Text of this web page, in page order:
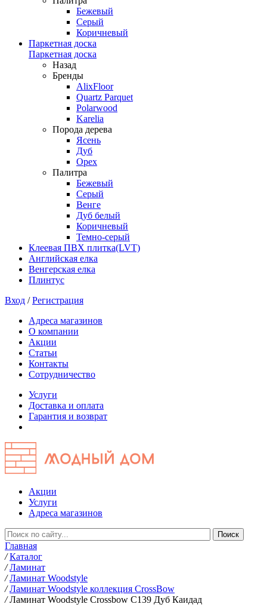
Бежевый
Серый
Коричневый
Паркетная доска
Паркетная доска
Назад
Бренды
AlixFloor
Quartz Parquet
Polarwood
Karelia
Порода дерева
Ясень
Дуб
Орех
Палитра
Бежевый
Серый
Венге
Дуб белый
Коричневый
Темно-серый
Клеевая ПВХ плитка(LVT)
Английская елка
Венгерская елка
Плинтус
Вход /Регистрация
Адреса магазинов
О компании
Акции
Статьи
Контакты
Сотрудничество
Услуги
Доставка и оплата
Гарантия и возврат
Акции
Услуги
Адреса магазинов
Главная
/ Каталог
/ Ламинат
/ Ламинат Woodstyle
/ Ламинат Woodstyle коллекция CrossBow
/ Ламинат Woodstyle Crossbow C139 Дуб Каидад